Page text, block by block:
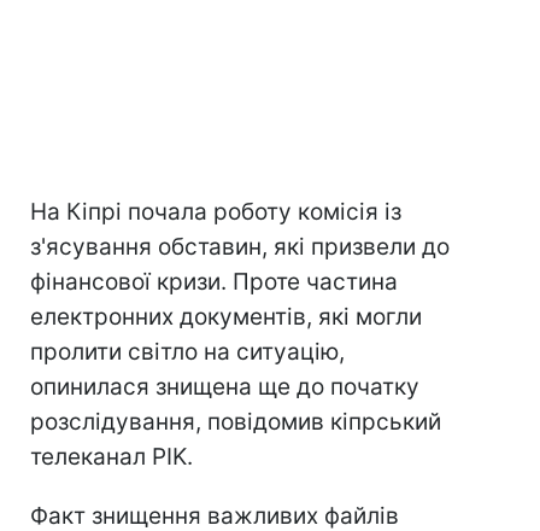
На Кіпрі почала роботу комісія із
з'ясування обставин, які призвели до
фінансової кризи. Проте частина
електронних документів, які могли
пролити світло на ситуацію,
опинилася знищена ще до початку
розслідування, повідомив кіпрський
телеканал PIK.
Факт знищення важливих файлів